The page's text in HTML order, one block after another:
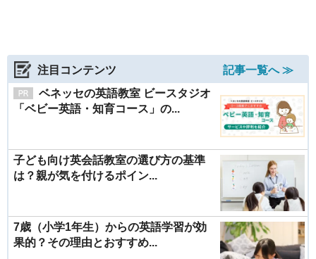
注目コンテンツ
記事一覧へ ≫
ベネッセの英語教室 ビースタジオ
「ベビー英語・知育コース」の...
子ども向け英会話教室の選び方の基準
は？親が気を付けるポイン...
7歳（小学1年生）からの英語学習が効
果的？その理由とおすすめ...